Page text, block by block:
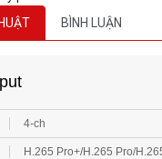
BÌNH LUẬN
4-ch
H.265 Pro+/H.265 Pro/